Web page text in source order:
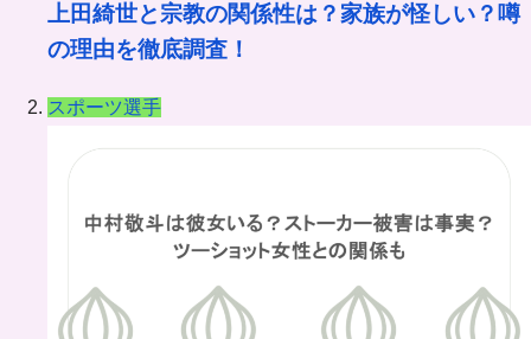
上田綺世と宗教の関係性は？家族が怪しい？噂
の理由を徹底調査！
スポーツ選手